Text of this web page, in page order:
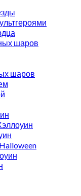
шаров
шаров